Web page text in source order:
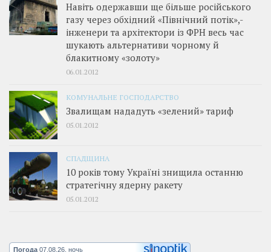
Навіть одержавши ще більше російського
газу через обхідний «Північний потік»,­
інженери та архітектори із ФРН весь час
шукають альтернативи чорному й
блакитному «золоту»
06.01.2012
КОМУНАЛЬНЕ ГОСПОДАРСТВО
Звалищам нададуть «зелений» тариф
05.01.2012
СПАДЩИНА
10 років тому Україні знищила останню
стратегічну ядерну ракету
05.01.2012
Погода 07.08.26, ночь